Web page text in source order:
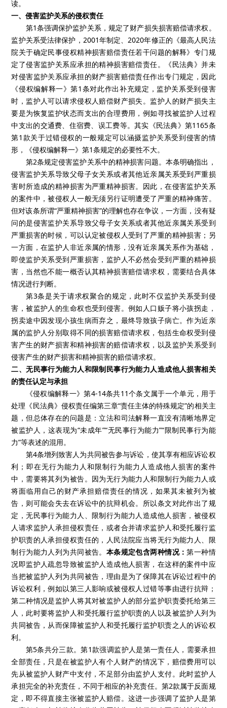
读。
一、侵害监护关系的侵权责任
第1条强调保护监护关系，规定了财产损失损害赔偿请求权。
监护关系受法律保护，2001年制定、2020年修正的《最高人民法
院关于确定民事侵权精神损害赔偿责任若干问题的解释》专门规
定了侵害监护关系应承担的精神损害赔偿责任。《民法典》并未
对侵害监护关系应承担的财产损害赔偿责任作出专门规定，因此
《侵权编解释一》第1条对此作出补充规定，监护关系受到侵害
时，监护人可以请求侵权人赔偿财产损失。监护人的财产损失主
要是为恢复监护状态而支出的合理费用，例如寻找被监护人过程
中支出的交通费、住宿费、误工费等。其实《民法典》第1165条
第1款关于过错侵权的一般规定可以涵摄监护关系受到侵害的情
形，《侵权编解释一》第1条规定的必要性不大。
第2条规定侵害监护关系中的精神损害问题。本条明确指出，
侵害监护关系导致父母子女关系或者其他近亲属关系受到严重损
害时所造成的精神损害为严重精神损害。因此，在侵害监护关系
的案件中，被侵权人一般无须另行证明遭受了严重的精神痛苦。
但对该条所谓“严重精神损害”的理解也存在争议，一方面，没有疑
问的是侵害监护关系导致父母子女关系或者其他近亲属关系受到
严重损害的时候，可以认定被侵权人受到了严重的精神损害；另
一方面，在监护人非近亲属的情形，没有近亲属关系作为基础，
即使监护关系受到严重损害，监护人不必然会受到严重的精神损
害，当然也不能一概否认其精神损害赔偿请求权，需要结合具体
情况进行判断。
第3条是关于请求权聚合的规定，此时不仅监护关系受到侵
害，被监护人的生命权也受到侵害。例如人口贩子将小孩拐走，
拐卖途中因发现小孩生病而弃之，最终导致孩子病亡。作为近亲
属的监护人分别取得不同的损害赔偿请求权，包括生命权受到侵
害产生的财产损害和精神损害的赔偿请求权，以及监护关系受到
侵害产生的财产损害和精神损害的赔偿请求权。
二、无民事行为能力人和限制民事行为能力人造成他人损害相关
的责任认定与承担
《侵权编解释一》第4-14条共11个条文属于一个单元，用于
处理《民法典》侵权责任编第三章“责任主体的特殊规定”的相关主
题，但总体存在的问题是：立法和司法解释一直没有清晰地界定
被监护人，这表现为“未成年”“无民事行为能力”“限制民事行为能
力”等表述的混用。
第4条增列致害人为共同被告参与诉讼，使其享有相应诉讼权
利；即在无行为能力人和限制行为能力人造成他人损害的案件
中，需要将其列为被告。因为无行为能力人和限制行为能力人或
将面临用自己的财产承担赔偿责任的情况，如果其未被列为被
告，则可能会失去在诉讼中的抗辩机会。所以条文对此作出了规
定，无民事行为能力人、限制行为能力人造成他人损害，被侵权
人请求监护人承担侵权责任，或者合并请求监护人和受托履行监
护职责的人承担侵权责任的，人民法院应当将无行为能力人、限
制行为能力人列为共同被告。 本条规定包含两种情况：第一种情
况即监护人疏忽导致被监护人造成他人损害，在这样的案件中应
当把被监护人列为共同被告，理由是为了保障其在诉讼过程中的
诉讼权利，例如以第三人影响或被侵权人过错等事由进行抗辩；
第二种情况是监护人将其对被监护人的部分监护职责委托给第三
人，此时要将监护人和受托履行监护职责的人以及被监护人列为
共同被告，从而保障被监护人和受托履行监护职责之人的诉讼权
利。
第5条共分三款。第1款强调监护人是第一责任人，需要承担
全部责任，只是在被监护人有个人财产的情况下，赔偿费用可以
先从被监护人财产中支付，不足部分由监护人支付。此时监护人
承担完全的补充责任，不同于相应的补充责任。第2款属于反面规
定，即不得直接主张被监护人赔偿。这进一步强调了监护人是第